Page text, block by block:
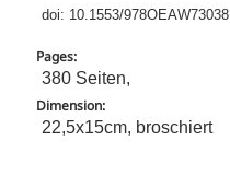
doi: 10.1553/978OEAW73038
Pages:
380 Seiten,
Dimension:
22,5x15cm, broschiert